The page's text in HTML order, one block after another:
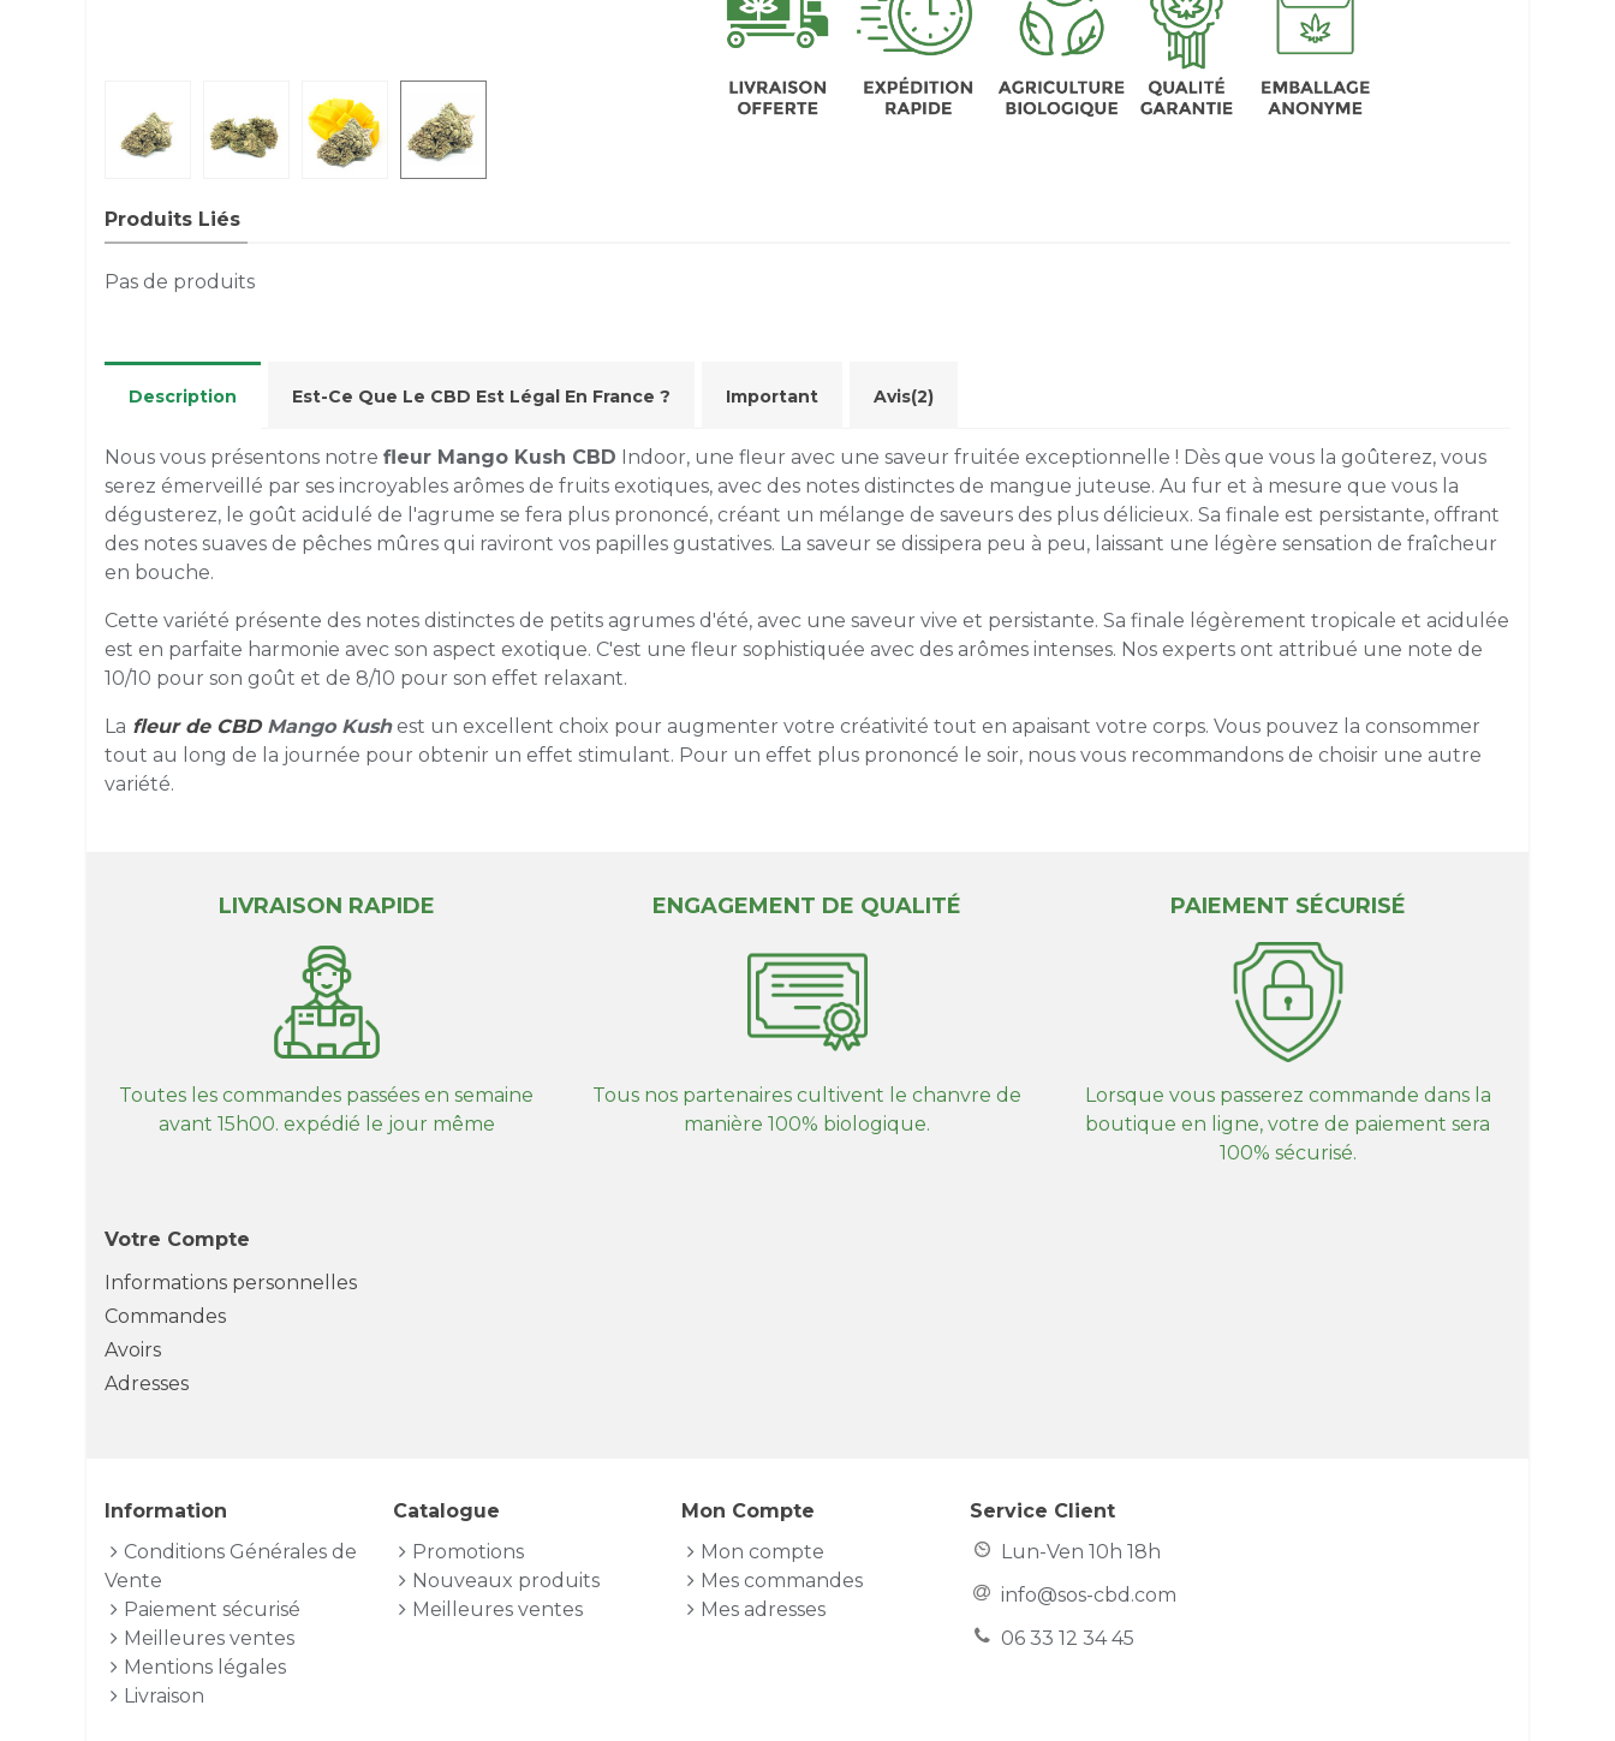
Produits Liés
Pas de produits
Description Est-Ce Que Le CBD Est Légal En France ? Important Avis(2)
Nous vous présentons notre fleur Mango Kush CBD Indoor, une fleur avec une saveur fruitée exceptionnelle ! Dès que vous la goûterez, vous
serez émerveillé par ses incroyables arômes de fruits exotiques, avec des notes distinctes de mangue juteuse. Au fur et à mesure que vous la
dégusterez, le goût acidulé de l'agrume se fera plus prononcé, créant un mélange de saveurs des plus délicieux. Sa finale est persistante, offrant
des notes suaves de pêches mûres qui raviront vos papilles gustatives. La saveur se dissipera peu à peu, laissant une légère sensation de fraîcheur
en bouche.
Cette variété présente des notes distinctes de petits agrumes d'été, avec une saveur vive et persistante. Sa finale légèrement tropicale et acidulée
est en parfaite harmonie avec son aspect exotique. C'est une fleur sophistiquée avec des arômes intenses. Nos experts ont attribué une note de
10/10 pour son goût et de 8/10 pour son effet relaxant.
La fleur de CBDMango Kushest un excellent choix pour augmenter votre créativité tout en apaisant votre corps. Vous pouvez la consommer
tout au long de la journée pour obtenir un effet stimulant. Pour un effet plus prononcé le soir, nous vous recommandons de choisir une autre
variété.
LIVRAISON RAPIDE
Toutes les commandes passées en semaine
avant 15h00. expédié le jour même
ENGAGEMENT DE QUALITÉ
Tous nos partenaires cultivent le chanvre de
manière 100% biologique.
PAIEMENT SÉCURISÉ
Lorsque vous passerez commande dans la
boutique en ligne, votre de paiement sera
100% sécurisé.
Votre Compte
Informations personnelles
Commandes
Avoirs
Adresses
Information
Conditions Générales de
Vente
Paiement sécurisé
Meilleures ventes
Mentions légales
Livraison
Catalogue
Promotions
Nouveaux produits
Meilleures ventes
Mon Compte
Mon compte
Mes commandes
Mes adresses
Service Client
Lun-Ven 10h 18h
info@sos-cbd.com
06 33 12 34 45